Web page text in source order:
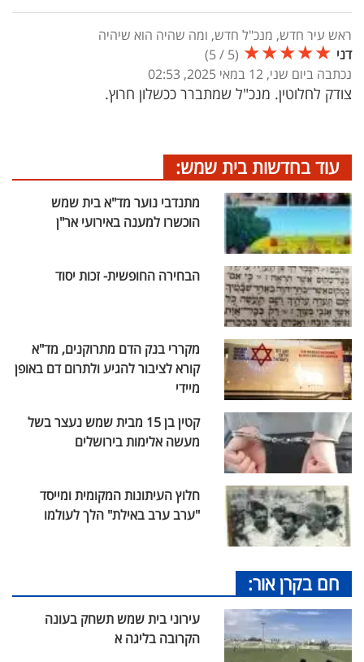
ראש עיר חדש, מנכ"ל חדש, ומה שהיה הוא שיהיה
דני ★
★
★
★
★
(
5
/
5
)
נכתבה ביום שני, 12 במאי 2025, 02:53
צודק לחלוטין. מנכ"ל שמתברר ככשלון חרוץ.
עוד בחדשות בית שמש:
מתנדבי נוער מד"א בית שמש
הוכשרו למענה באירועי אר"ן
הבחירה החופשית- זכות יסוד
מקררי בנק הדם מתרוקנים, מד"א
קורא לציבור להגיע ולתרום דם באופן
מיידי
קטין בן 15 מבית שמש נעצר בשל
מעשה אלימות בירושלים
חלוץ העיתונות המקומית ומייסד
"ערב ערב באילת" הלך לעולמו
חם בקרן אור:
עירוני בית שמש תשחק בעונה
הקרובה בליגה א